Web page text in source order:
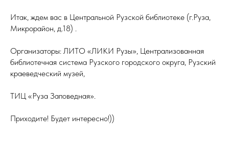
Итак, ждем вас в Центральной Рузской библиотеке (г.Руза,
Микрорайон, д.18) .
Организаторы: ЛИТО «ЛИКИ Рузы», Централизованная
библиотечная система Рузского городского округа, Рузский
краеведческий музей,
ТИЦ «Руза Заповедная».
Приходите! Будет интересно!))